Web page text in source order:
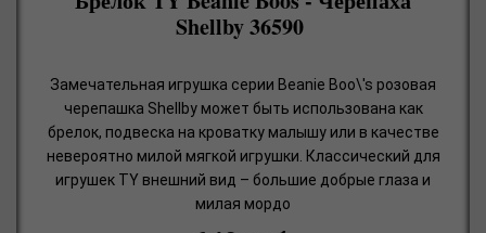
Shellby 36590
Замечательная игрушка серии Beanie Boo\'s розовая
черепашка Shellby может быть использована как
брелок, подвеска на кроватку малышу или в качестве
невероятно милой мягкой игрушки. Классический для
игрушек TY внешний вид – большие добрые глаза и
милая мордо